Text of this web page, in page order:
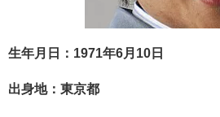
生年月日：1971年6月10日
出身地：東京都